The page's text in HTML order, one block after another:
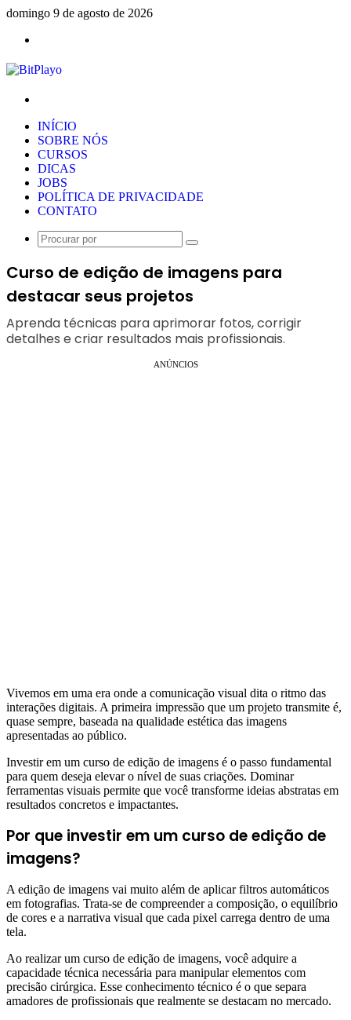
domingo 9 de agosto de 2026
INÍCIO
SOBRE NÓS
CURSOS
DICAS
JOBS
POLÍTICA DE PRIVACIDADE
CONTATO
Procurar
Curso de edição de imagens para
destacar seus projetos
Aprenda técnicas para aprimorar fotos, corrigir
detalhes e criar resultados mais profissionais.
ANÚNCIOS
Vivemos em uma era onde a comunicação visual dita o ritmo das
interações digitais. A primeira impressão que um projeto transmite é,
quase sempre, baseada na qualidade estética das imagens
apresentadas ao público.
Investir em um curso de edição de imagens é o passo fundamental
para quem deseja elevar o nível de suas criações. Dominar
ferramentas visuais permite que você transforme ideias abstratas em
resultados concretos e impactantes.
Por que investir em um curso de edição de
imagens?
A edição de imagens vai muito além de aplicar filtros automáticos
em fotografias. Trata-se de compreender a composição, o equilíbrio
de cores e a narrativa visual que cada pixel carrega dentro de uma
tela.
Ao realizar um curso de edição de imagens, você adquire a
capacidade técnica necessária para manipular elementos com
precisão cirúrgica. Esse conhecimento técnico é o que separa
amadores de profissionais que realmente se destacam no mercado.